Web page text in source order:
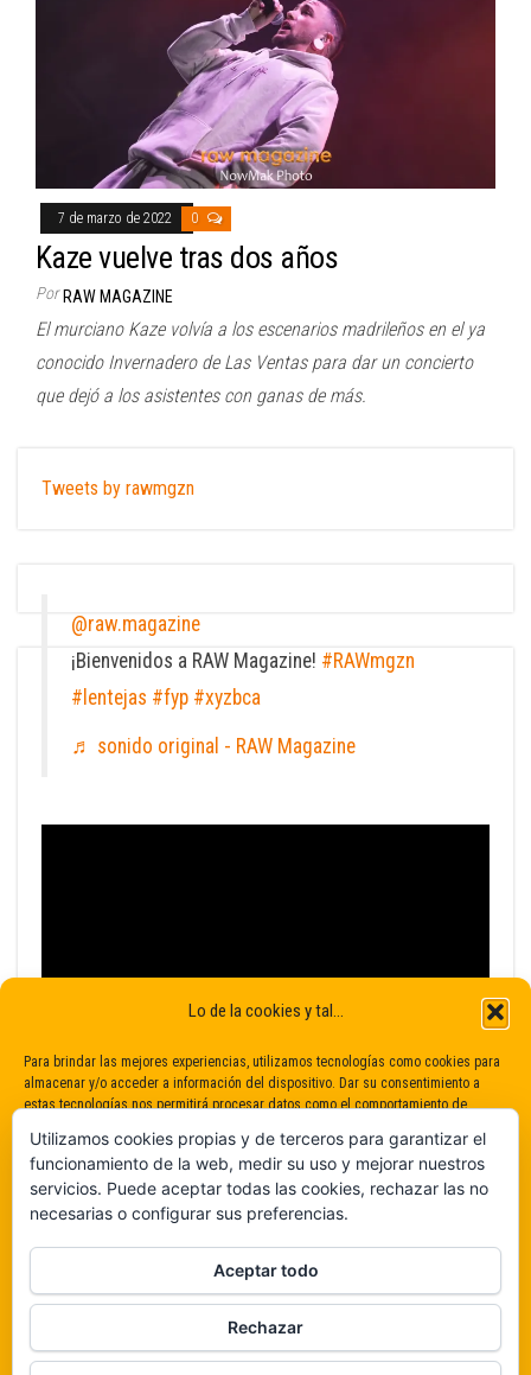
Lo de la cookies y tal...
Para brindar las mejores experiencias, utilizamos tecnologías como cookies para
almacenar y/o acceder a información del dispositivo. Dar su consentimiento a
estas tecnologías nos permitirá procesar datos como el comportamiento de
consentimiento puede afectar negativamente a determinadas características y
funciones.
De ninguna manera
Veámos que hay aquí
7 de marzo de 2022 0
Kaze vuelve tras dos años
Por RAW MAGAZINE
El murciano Kaze volvía a los escenarios madrileños en el ya
conocido Invernadero de Las Ventas para dar un concierto
que dejó a los asistentes con ganas de más.
Tweets by rawmgzn
@raw.magazine
¡Bienvenidos a RAW Magazine! #RAWmgzn
#lentejas #fyp #xyzbca
♬ sonido original - RAW Magazine
Utilizamos cookies propias y de terceros para garantizar el
funcionamiento de la web, medir su uso y mejorar nuestros
servicios. Puede aceptar todas las cookies, rechazar las no
necesarias o configurar sus preferencias.
Aceptar todo
Rechazar